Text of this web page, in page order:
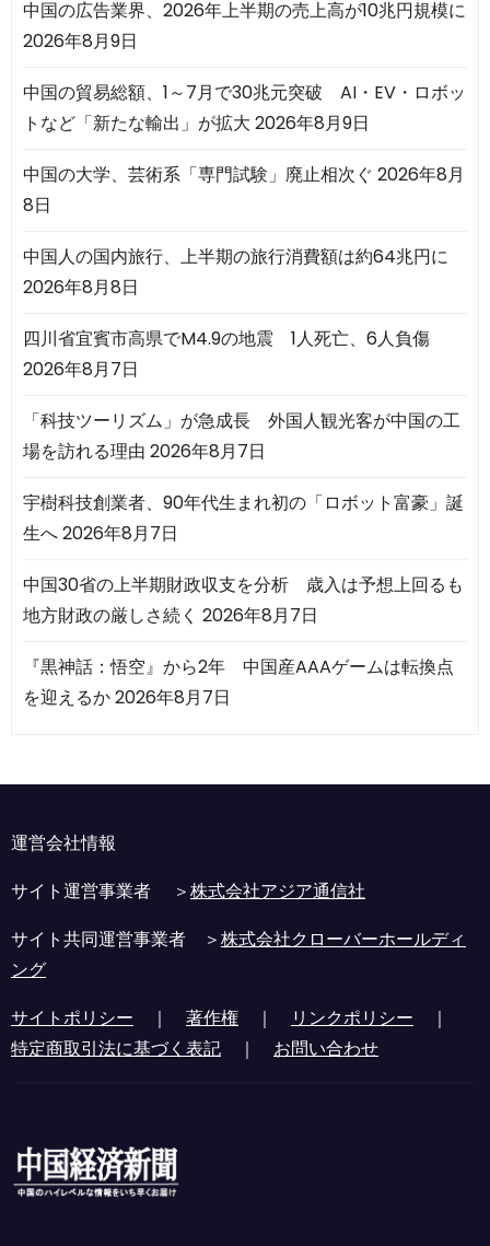
中国の広告業界、2026年上半期の売上高が10兆円規模に
2026年8月9日
中国の貿易総額、1～7月で30兆元突破 AI・EV・ロボッ
トなど「新たな輸出」が拡大 2026年8月9日
中国の大学、芸術系「専門試験」廃止相次ぐ 2026年8月
8日
中国人の国内旅行、上半期の旅行消費額は約64兆円に
2026年8月8日
四川省宜賓市高県でM4.9の地震 1人死亡、6人負傷
2026年8月7日
「科技ツーリズム」が急成長 外国人観光客が中国の工
場を訪れる理由 2026年8月7日
宇樹科技創業者、90年代生まれ初の「ロボット富豪」誕
生へ2026年8月7日
中国30省の上半期財政収支を分析 歳入は予想上回るも
地方財政の厳しさ続く 2026年8月7日
『黒神話：悟空』から2年 中国産AAAゲームは転換点
を迎えるか2026年8月7日
運営会社情報
サイト運営事業者 ＞株式会社アジア通信社
サイト共同運営事業者 ＞株式会社クローバーホールディ
ング
サイトポリシー ｜ 著作権 ｜ リンクポリシー ｜
特定商取引法に基づく表記 ｜ お問い合わせ